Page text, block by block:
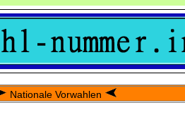
Nationale Vorwahlen